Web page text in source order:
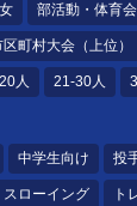
部活動・体育会
区町村大会（上位）
人 21-30人
中学生向け 投
スローイング ト